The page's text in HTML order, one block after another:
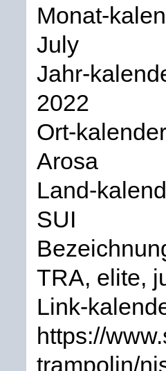
Monat-
July
Jahr-
2022
Ort-
Arosa
Land-
SUI
TRA, elite,
Link-
https://
trampolin/